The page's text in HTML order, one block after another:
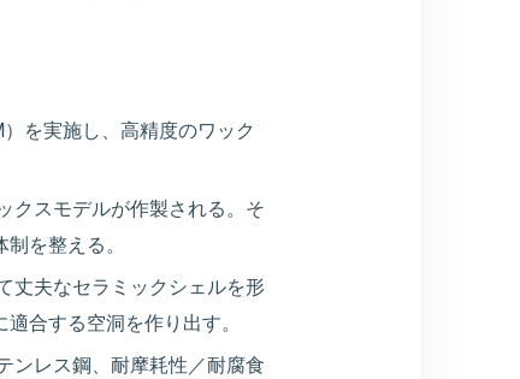
を実施し、高精度のワック
クスモデルが作製される。そ
を整える。
丈夫なセラミックシェルを形
合する空洞を作り出す。
ンレス鋼、耐摩耗性／耐腐食